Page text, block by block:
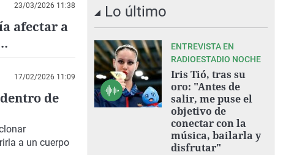
23/03/2026 11:38
afectar a
17/02/2026 11:09
de
a un cuerpo
Lo último
ENTREVISTA EN
RADIOESTADIO NOCHE
Iris Tió, tras su
oro: "Antes de
salir, me puse el
objetivo de
conectar con la
música, bailarla y
disfrutar"